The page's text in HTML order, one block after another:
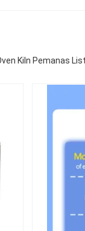
Kiln Pemanas